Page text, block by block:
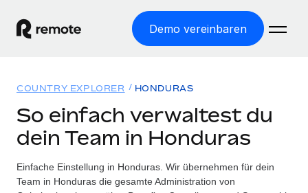
Demo vereinbaren
WELTWEITE BESCHÄFTIGUNG
Globale Payroll
Einfache, rechtssicher Payroll
Lösungen
WELTWEITE ABDECKUNG
Ressourcen
COUNTRY EXPLORER HONDURAS
So einfach verwaltest du
dein Team in Honduras
Einfache Einstellung in Honduras. Wir übernehmen für dein
Team in Honduras die gesamte Administration von